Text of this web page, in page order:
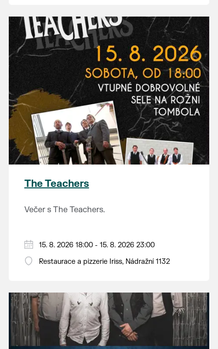
The Teachers
Večer s The Teachers.
15. 8. 2026 18:00 - 15. 8. 2026 23:00
Restaurace a pizzerie Iriss, Nádražní 1132